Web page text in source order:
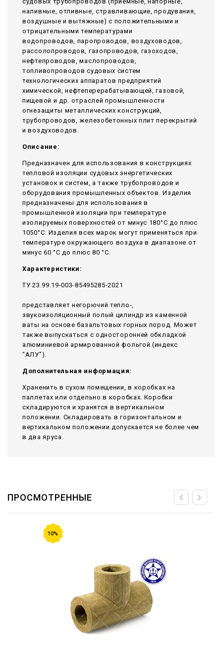
наливные, отливные, стравливающие, продувания,
воздушные и вытяжные) с положительными и
отрицательными температурами
водопроводов, паропроводов, воздуховодов,
рассолопроводов, газопроводов, газоходов,
нефтепроводов, маслопроводов,
топливопроводов судовых систем
технологических аппаратов предприятий
химической, нефтеперерабатывающей, газовой,
пищевой и др. отраслей промышленности
огнезащиты металлических конструкций,
трубопроводов, железобетонных плит перекрытий
и воздуховодов.
Описание:
Предназначен для использования в конструкциях
тепловой изоляции судовых энергетических
установок и систем, а также трубопроводов и
оборудования промышленных объектов. Изделия
предназначены для использования в
промышленной изоляции при температуре
изолируемых поверхностей от минус 180°С до плюс
1050°С. Изделия всех марок могут применяться при
температуре окружающего воздуха в диапазоне от
минус 60 °С до плюс 80 °С.
Характеристики:
ТУ 23.99.19-003-85495285-2021
представляет негорючий тепло-,
звукоизоляционный полый цилиндр из каменной
ваты на основе базальтовых горных пород. Может
также выпускаться с односторонней обкладкой
алюминиевой армированной фольгой (индекс
“АЛУ”).
Дополнительная информация:
Храненить в сухом помещении, в коробках на
паллетах или отдельно в коробках. Коробки
складируются и хранятся в вертикальном
положении. Складировать в горизонтальном и
вертикальном положении допускается не более чем
в два яруса.
ПРОСМОТРЕННЫЕ
10%